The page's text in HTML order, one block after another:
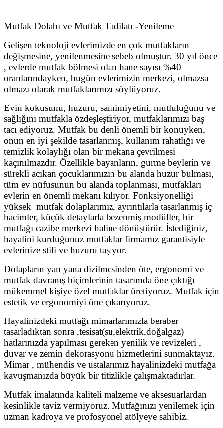
Mutfak Dolabı ve Mutfak Tadilatı -Yenileme
Gelişen teknoloji evlerimizde en çok mutfakların
değişmesine, yenilenmesine sebeb olmuştur. 30 yıl önce
, evlerde mutfak bölmesi olan hane sayısı %40
oranlarındayken, bugün evlerimizin merkezi, olmazsa
olmazı olarak mutfaklarımızı söylüyoruz.
Evin kokusunu, huzuru, samimiyetini, mutluluğunu ve
sağlığını mutfakla özdeşleştiriyor, mutfaklarımızı baş
tacı ediyoruz. Mutfak bu denli önemli bir konuyken,
onun en iyi şekilde tasarlanmış, kullanım rahatlığı ve
temizlik kolaylığı olan bir mekana çevrilmesi
kaçınılmazdır. Özellikle bayanların, gurme beylerin ve
sürekli acıkan çocuklarımızın bu alanda huzur bulması,
tüm ev nüfusunun bu alanda toplanması, mutfakları
evlerin en önemli mekanı kılıyor. Fonksiyonelliği
yüksek mutfak dolaplarımız, ayrıntılarla tasarlanmış iç
hacimler, küçük detaylarla bezenmiş modüller, bir
mutfağı cazibe merkezi haline dönüştürür. İstediğiniz,
hayalini kurduğunuz mutfaklar firmamız garantisiyle
evlerinize stili ve huzuru taşıyor.
Dolapların yan yana dizilmesinden öte, ergonomi ve
mutfak davranış biçimlerinin tasarımda öne çıktığı
mükemmel kişiye özel mutfaklar üretiyoruz. Mutfak için
estetik ve ergonomiyi öne çıkarıyoruz.
Hayalinizdeki mutfağı mimarlarımızla beraber
tasarladıktan sonra ,tesisat(su,elektrik,doğalgaz)
hatlarınızda yapılması gereken yenilik ve revizeleri ,
duvar ve zemin dekorasyonu hizmetlerini sunmaktayız.
Mimar , mühendis ve ustalarımız hayalinizdeki mutfağa
kavuşmanızda büyük bir titizlikle çalışmaktadırlar.
Mutfak imalatında kaliteli malzeme ve aksesuarlardan
kesinlikle taviz vermiyoruz. Mutfağınızı yenilemek için
uzman kadroya ve profosyonel atölyeye sahibiz.